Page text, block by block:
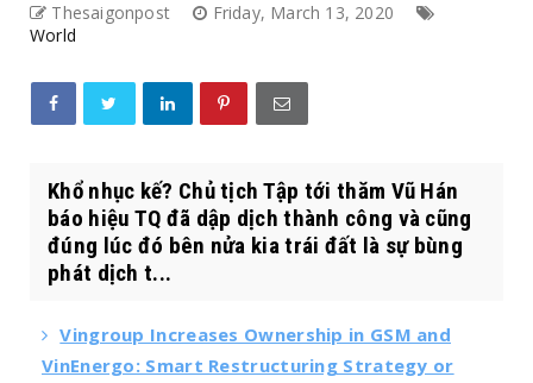
Thesaigonpost
Friday, March 13, 2020
World
Khổ nhục kế? Chủ tịch Tập tới thăm Vũ Hán
báo hiệu TQ đã dập dịch thành công và cũng
đúng lúc đó bên nửa kia trái đất là sự bùng
phát dịch t...
Vingroup Increases Ownership in GSM and
VinEnergo: Smart Restructuring Strategy or